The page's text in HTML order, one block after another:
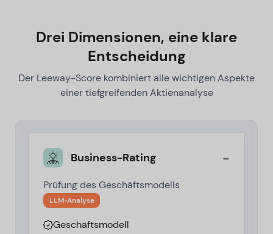
Drei Dimensionen, eine klare
Entscheidung
Der Leeway-Score kombiniert alle wichtigen Aspekte
einer tiefgreifenden Aktienanalyse
Business-Rating -
Prüfung des Geschäftsmodells
LLM‑Analyse
Geschäftsmodell